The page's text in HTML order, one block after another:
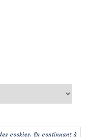
cookies. En continuant à